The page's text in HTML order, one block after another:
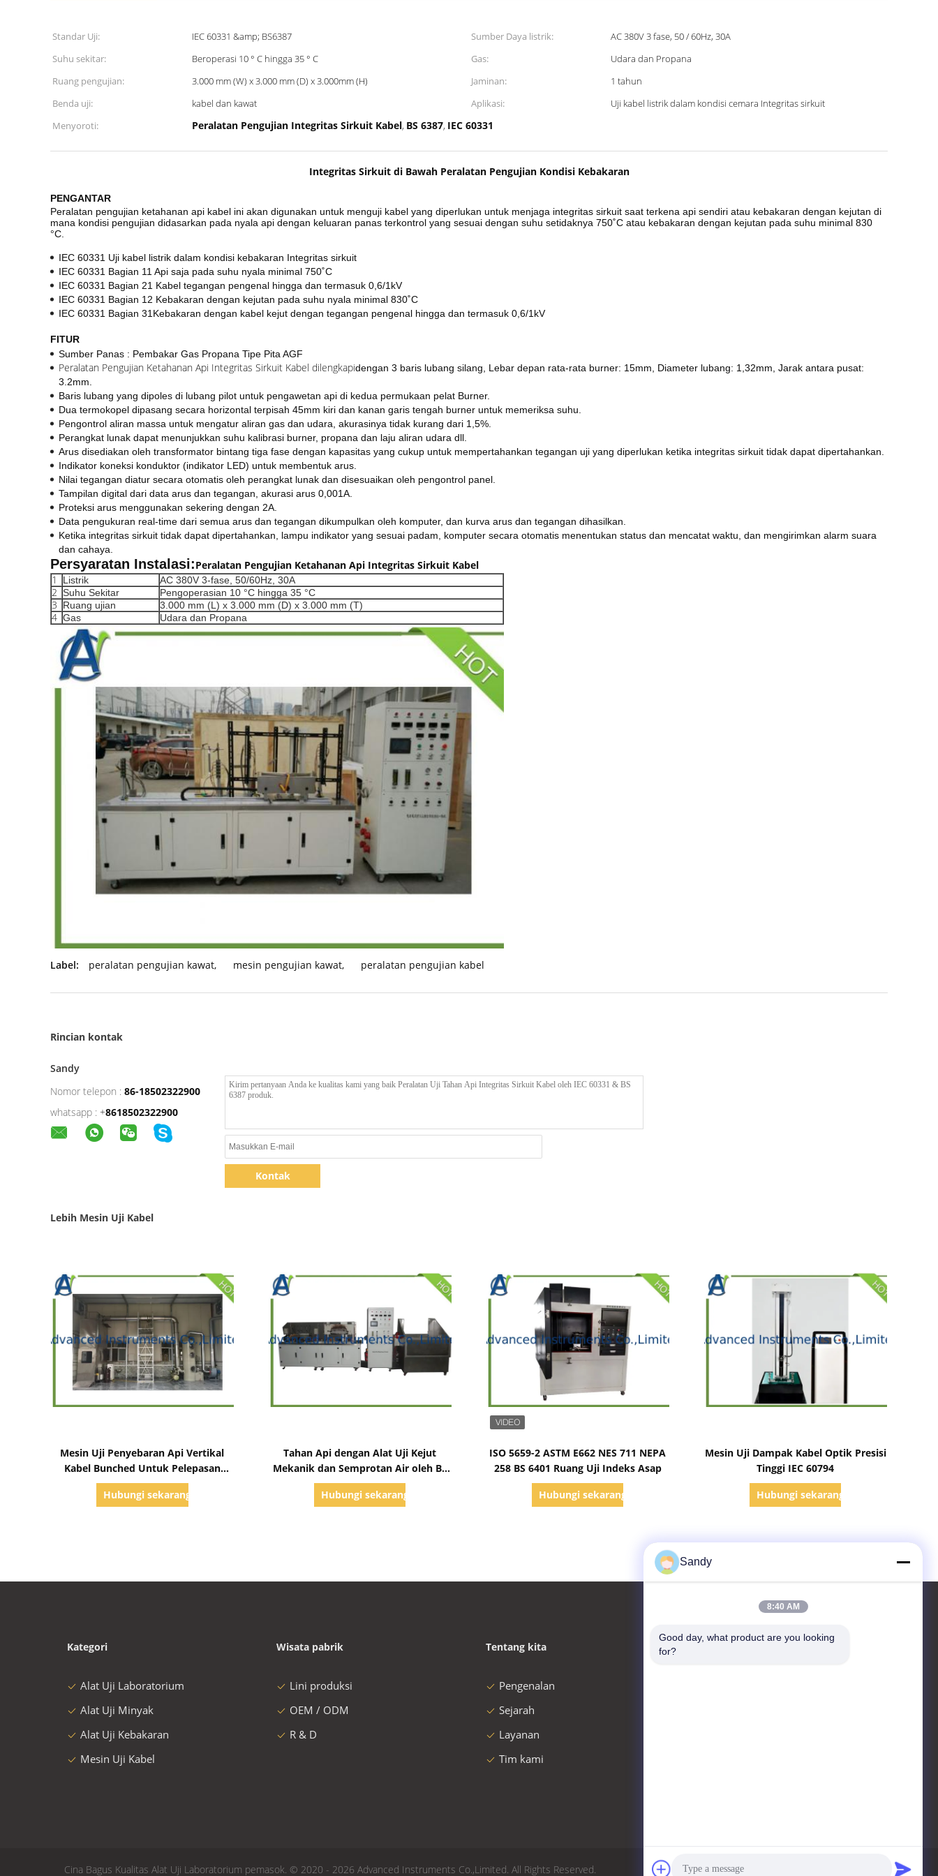
Standar Uji: IEC 60331 &amp; BS6387 Sumber Daya listrik:
AC 380V 3 fase, 50 / 60Hz, 30A
Suhu sekitar:
Beroperasi 10 ° C hingga 35 ° C Gas:
Udara dan Propana
Ruang pengujian:
3.000 mm (W) x 3.000 mm (D) x 3.000mm (H) Jaminan:
1 tahun
Benda uji:
kabel dan kawat Aplikasi:
Uji kabel listrik dalam kondisi cemara Integritas sirkuit
Menyoroti:
Peralatan Pengujian Integritas Sirkuit Kabel, BS 6387, IEC 60331
Integritas Sirkuit di Bawah Peralatan Pengujian Kondisi Kebakaran
PENGANTAR
Peralatan pengujian ketahanan api kabel ini akan digunakan untuk menguji kabel yang diperlukan untuk menjaga integritas sirkuit saat terkena api sendiri atau kebakaran dengan kejutan di
mana kondisi pengujian didasarkan pada nyala api dengan keluaran panas terkontrol yang sesuai dengan suhu setidaknya 750˚C atau kebakaran dengan kejutan pada suhu minimal 830
°C.
​IEC 60331 Uji kabel listrik dalam kondisi kebakaran Integritas sirkuit
IEC 60331 Bagian 11 Api saja pada suhu nyala minimal 750˚C
​IEC 60331 Bagian 21 Kabel tegangan pengenal hingga dan termasuk 0,6/1kV
IEC 60331 Bagian 12 Kebakaran dengan kejutan pada suhu nyala minimal 830˚C
​IEC 60331 Bagian 31Kebakaran dengan kabel kejut dengan tegangan pengenal hingga dan termasuk 0,6/1kV
FITUR
Sumber Panas : Pembakar Gas Propana Tipe Pita AGF
Peralatan Pengujian Ketahanan Api Integritas Sirkuit Kabel dilengkapidengan 3 baris lubang silang, Lebar depan rata-rata burner: 15mm, Diameter lubang: 1,32mm, Jarak antara pusat:
3.2mm.
Baris lubang yang dipoles di lubang pilot untuk pengawetan api di kedua permukaan pelat Burner.
Dua termokopel dipasang secara horizontal terpisah 45mm kiri dan kanan garis tengah burner untuk memeriksa suhu.
Pengontrol aliran massa untuk mengatur aliran gas dan udara, akurasinya tidak kurang dari 1,5%.
Perangkat lunak dapat menunjukkan suhu kalibrasi burner, propana dan laju aliran udara dll.
​Arus disediakan oleh transformator bintang tiga fase dengan kapasitas yang cukup untuk mempertahankan tegangan uji yang diperlukan ketika integritas sirkuit tidak dapat dipertahankan.
​Indikator koneksi konduktor (indikator LED) untuk membentuk arus.
Nilai tegangan diatur secara otomatis oleh perangkat lunak dan disesuaikan oleh pengontrol panel.
Tampilan digital dari data arus dan tegangan, akurasi arus 0,001A.
Proteksi arus menggunakan sekering dengan 2A.
Data pengukuran real-time dari semua arus dan tegangan dikumpulkan oleh komputer, dan kurva arus dan tegangan dihasilkan.
​Ketika integritas sirkuit tidak dapat dipertahankan, lampu indikator yang sesuai padam, komputer secara otomatis menentukan status dan mencatat waktu, dan mengirimkan alarm suara
dan cahaya.
Persyaratan Instalasi:Peralatan Pengujian Ketahanan Api Integritas Sirkuit Kabel
1
Listrik AC 380V 3-fase, 50/60Hz, 30A
2 Suhu Sekitar Pengoperasian 10 °C hingga 35 °C
3 Ruang ujian 3.000 mm (L) x 3.000 mm (D) x 3.000 mm (T)
4 Gas Udara dan Propana
Label: peralatan pengujian kawat, mesin pengujian kawat, peralatan pengujian kabel
Rincian kontak
Sandy
Nomor telepon : 86-18502322900
whatsapp : +8618502322900
Kontak
Lebih Mesin Uji Kabel
Mesin Uji Penyebaran Api Vertikal
Kabel Bunched Untuk Pelepasan
Panas oleh EN 50339
Hubungi sekarang
Tahan Api dengan Alat Uji Kejut
Mekanik dan Semprotan Air oleh BS
6387
Hubungi sekarang
ISO 5659-2 ASTM E662 NES 711 NEPA
258 BS 6401 Ruang Uji Indeks Asap
Hubungi sekarang
Mesin Uji Dampak Kabel Optik Presisi
Tinggi IEC 60794
Hubungi sekarang
Kategori
Alat Uji Laboratorium
Alat Uji Minyak
Alat Uji Kebakaran
Mesin Uji Kabel
Wisata pabrik
Lini produksi
OEM / ODM
R & D
Tentang kita
Pengenalan
Sejarah
Layanan
Tim kami
Hubungi kami
Kebijakan pribadi
Cina Bagus Kualitas Alat Uji Laboratorium pemasok. © 2020 - 2026 Advanced Instruments Co.,Limited. All Rights Reserved.
Sandy
8:40 AM
Good day, what product are you looking
for?